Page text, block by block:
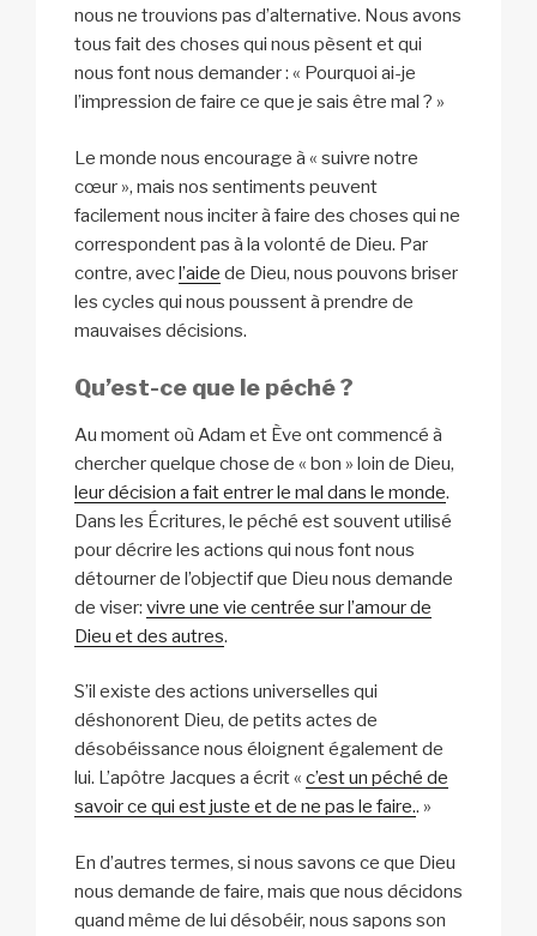
nous ne trouvions pas d’alternative. Nous avons
tous fait des choses qui nous pèsent et qui
nous font nous demander : « Pourquoi ai-je
l’impression de faire ce que je sais être mal ? »
Le monde nous encourage à « suivre notre
cœur », mais nos sentiments peuvent
facilement nous inciter à faire des choses qui ne
correspondent pas à la volonté de Dieu. Par
contre, avecl’aide de Dieu, nous pouvons briser
les cycles qui nous poussent à prendre de
mauvaises décisions.
Qu’est-ce que le péché ?
Au moment où Adam et Ève ont commencé à
chercher quelque chose de « bon » loin de Dieu,
leur décision a fait entrer le mal dans le monde.
Dans les Écritures, le péché est souvent utilisé
pour décrire les actions qui nous font nous
détourner de l’objectif que Dieu nous demande
de viser: vivre une vie centrée sur l’amour de
Dieu et des autres.
S’il existe des actions universelles qui
déshonorent Dieu, de petits actes de
désobéissance nous éloignent également de
lui. L’apôtre Jacques a écrit « c’est un péché de
savoir ce qui est juste et de ne pas le faire.. »
En d’autres termes, si nous savons ce que Dieu
nous demande de faire, mais que nous décidons
quand même de lui désobéir, nous sapons son